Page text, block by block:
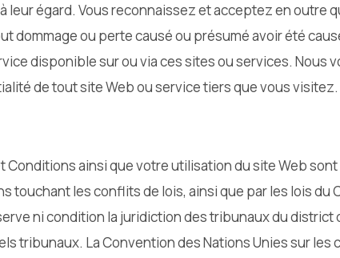
leur égard. Vous reconnaissez et acceptez en
dommage ou perte causé ou présumé avoir été
disponible sur ou via ces sites ou services. Nous
de tout site Web ou service tiers que vous visitez.
Conditions ainsi que votre utilisation du site Web
touchant les conflits de lois, ainsi que par les lois
ni condition la juridiction des tribunaux du
tribunaux. La Convention des Nations Unies sur